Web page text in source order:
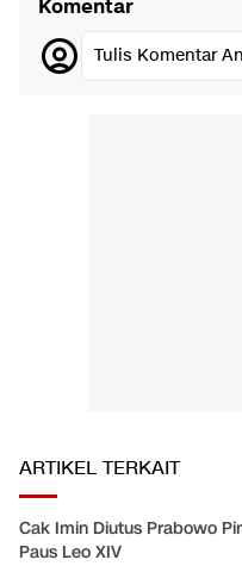
Komentar
Tulis Komentar
ARTIKEL TERKAIT
Cak Imin Diutus Prabowo
Paus Leo XIV